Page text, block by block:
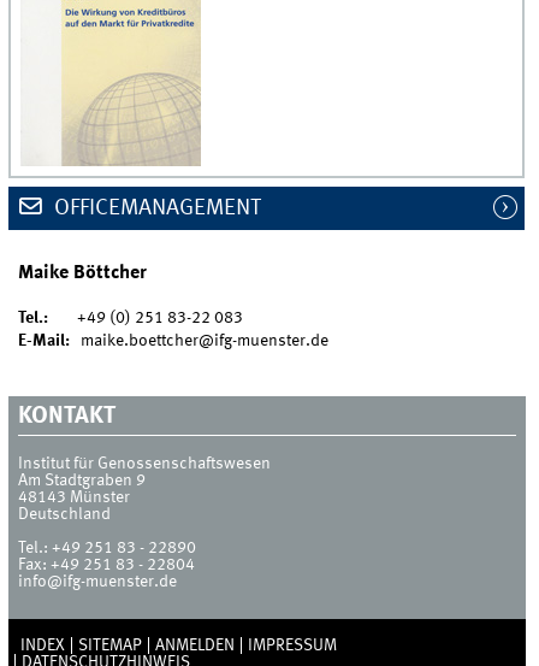
OFFICEMANAGEMENT
Maike Böttcher
Tel.: +49 (0) 251 83-22 083
E-Mail: maike.boettcher@ifg-muenster.de
KONTAKT
Institut für Genossenschaftswesen
Am Stadtgraben 9
48143 Münster
Deutschland
Tel.:+49 251 83 - 22890
Fax:+49 251 83 - 22804
info@ifg-muenster.de
INDEX SITEMAP ANMELDEN
IMPRESSUM
DATENSCHUTZHINWEIS